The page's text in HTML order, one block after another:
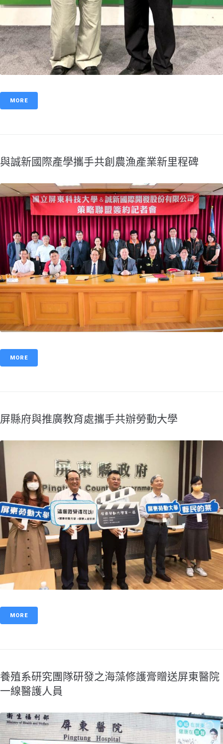
MORE
與誠新國際產學攜手共創農漁產業新里程碑
MORE
屏縣府與推廣教育處攜手共辦勞動大學
MORE
養殖系研究團隊研發之海藻修護膏贈送屏東醫院
一線醫護人員